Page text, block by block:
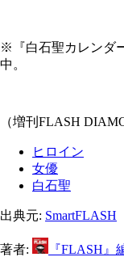
※『白石聖カレンダ
中。
（増刊FLASH
ヒロイン
女優
白石聖
出典元: SmartFLASH
著者: 『FLASH』